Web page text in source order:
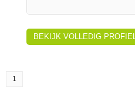
BEKIJK VOLLEDIG PROFIEL
1